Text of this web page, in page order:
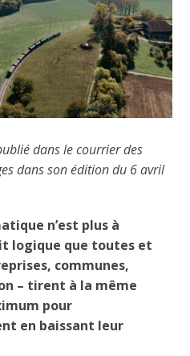
dans le courrier des
dans son édition du 6 avril
n’est plus à
logique que toutes et
communes,
– tirent à la même
pour
en baissant leur